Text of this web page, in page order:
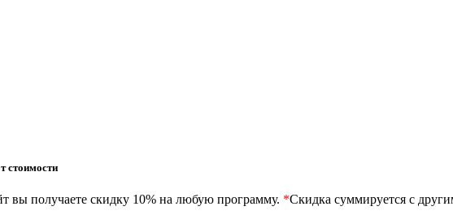
и ОТ
и
стоимости
вы получаете скидку 10% на любую программу. *Скидка суммируется с